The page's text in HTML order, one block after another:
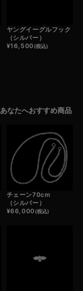
ヤングイーグルフック
（シルバー）
¥16,500(税込)
あなたへおすすめ商品
チェーン70cm
（シルバー）
¥66,000(税込)